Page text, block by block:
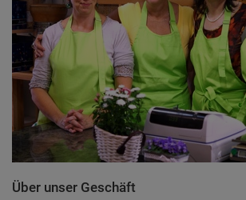
Über unser Geschäft